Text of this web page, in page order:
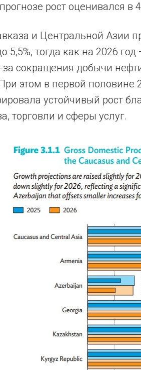
рост оценивался в
и Центральной Азии
тогда как на 2026
сокращения добычи
этом в первой половине
устойчивый рост
торговли и сферы услуг.